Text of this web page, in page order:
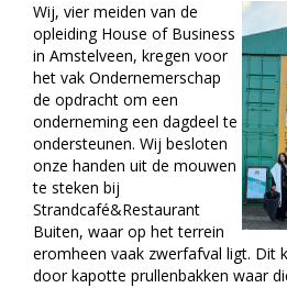
Wij, vier meiden van de
opleiding House of Business
in Amstelveen, kregen voor
het vak Ondernemerschap
de opdracht om een
onderneming een dagdeel te
ondersteunen. Wij besloten
onze handen uit de mouwen
te steken bij
Strandcafé&Restaurant
Buiten, waar op het terrein
eromheen vaak zwerfafval ligt. Dit
door kapotte prullenbakken waar